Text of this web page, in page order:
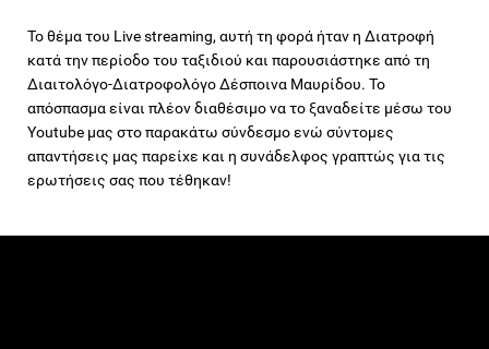
Το θέμα του Live streaming, αυτή τη φορά ήταν η Διατροφή
κατά την περίοδο του ταξιδιού και παρουσιάστηκε από τη
Διαιτολόγο-Διατροφολόγο Δέσποινα Μαυρίδου. Το
απόσπασμα είναι πλέον διαθέσιμο να το ξαναδείτε μέσω του
Youtube μας στο παρακάτω σύνδεσμο ενώ σύντομες
απαντήσεις μας παρείχε και η συνάδελφος γραπτώς για τις
ερωτήσεις σας που τέθηκαν!